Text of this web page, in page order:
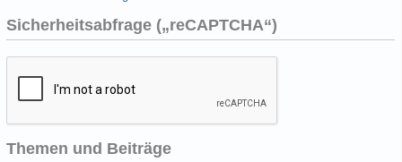
Sicherheitsabfrage („reCAPTCHA“)
Themen und Beiträge